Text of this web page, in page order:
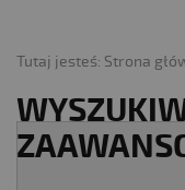
Tutaj jesteś: Strona